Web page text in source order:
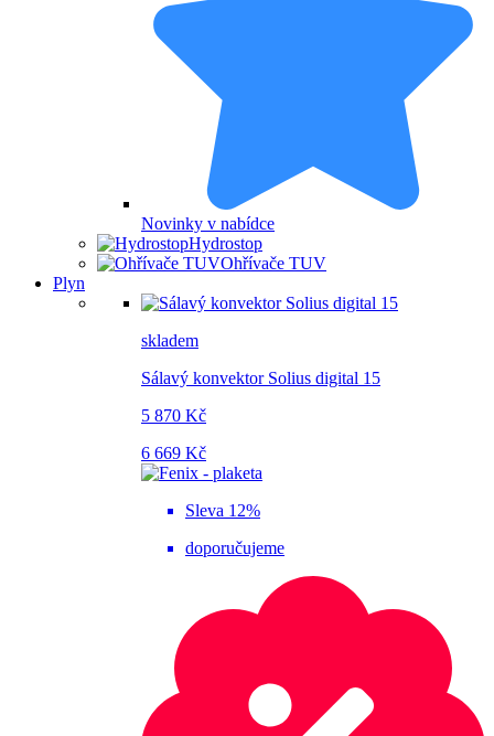
Novinky v nabídce
Hydrostop
Ohřívače TUV
Plyn
skladem
Sálavý konvektor Solius digital 15
5 870 Kč
6 669 Kč
Sleva 12%
doporučujeme